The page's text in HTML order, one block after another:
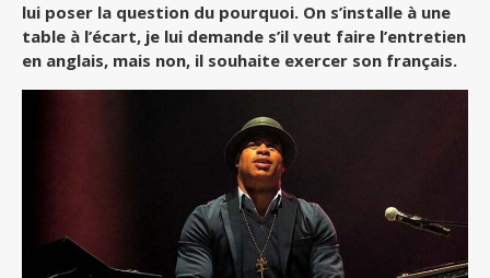
lui poser la question du pourquoi. On s’installe à une
table à l’écart, je lui demande s’il veut faire l’entretien
en anglais, mais non, il souhaite exercer son français.